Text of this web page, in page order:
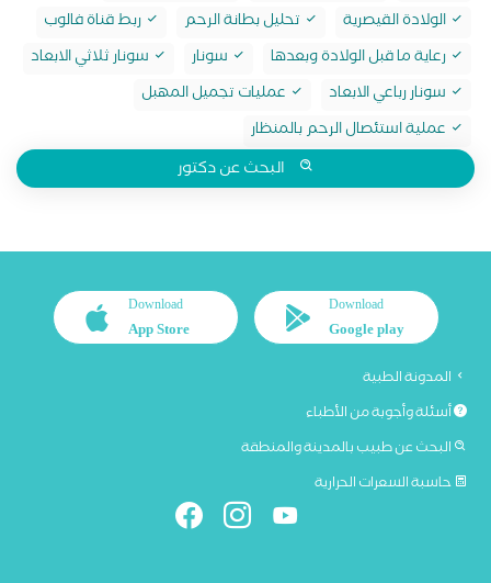
الولادة القيصرية
تحليل بطانة الرحم
ربط قناة فالوب
رعاية ما قبل الولادة وبعدها
سونار
سونار ثلاثي الابعاد
سونار رباعي الابعاد
عمليات تجميل المهبل
عملية استئصال الرحم بالمنظار
البحث عن دكتور
Download
Google play
Download
App Store
المدونة الطبية
أسئلة وأجوبة من الأطباء
البحث عن طبيب بالمدينة والمنطقة
حاسبة السعرات الحرارية